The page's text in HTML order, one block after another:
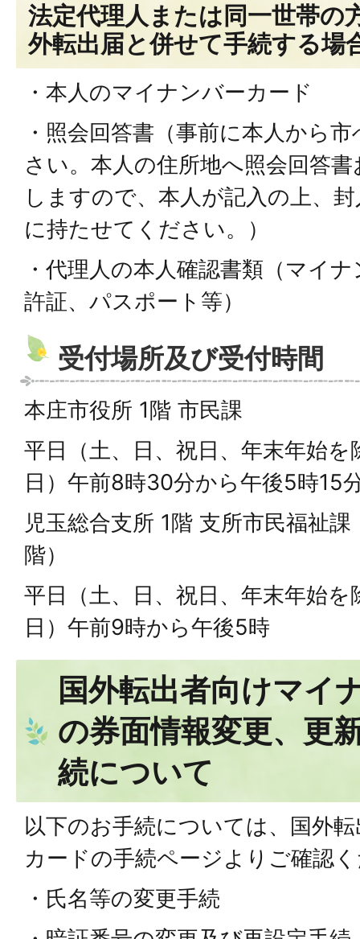
法定代理人または同一世帯の
外転出届と併せて手続する場
・本人のマイナンバーカード
・照会回答書（事前に本人から
さい。本人の住所地へ照会回答
しますので、本人が記入の上、
に持たせてください。）
・代理人の本人確認書類（マイ
許証、パスポート等）
受付場所及び受付時間
本庄市役所 1階 市民課
平日（土、日、祝日、年末年始
日）午前8時30分から午後5時15
児玉総合支所 1階 支所市民福祉
階）
平日（土、日、祝日、年末年始
日）午前9時から午後5時
国外転出者向けマイ
の券面情報変更、更
続について
以下のお手続については、国外
カードの手続ページよりご確認
・氏名等の変更手続